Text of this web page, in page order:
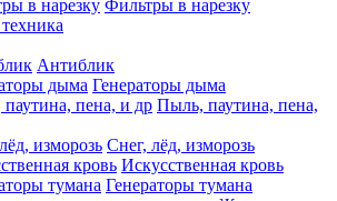
Фильтры в нарезку
Антиблик
Генераторы дыма
Пыль, паутина, пена,
Снег, лёд, изморозь
Искусственная кровь
Генераторы тумана